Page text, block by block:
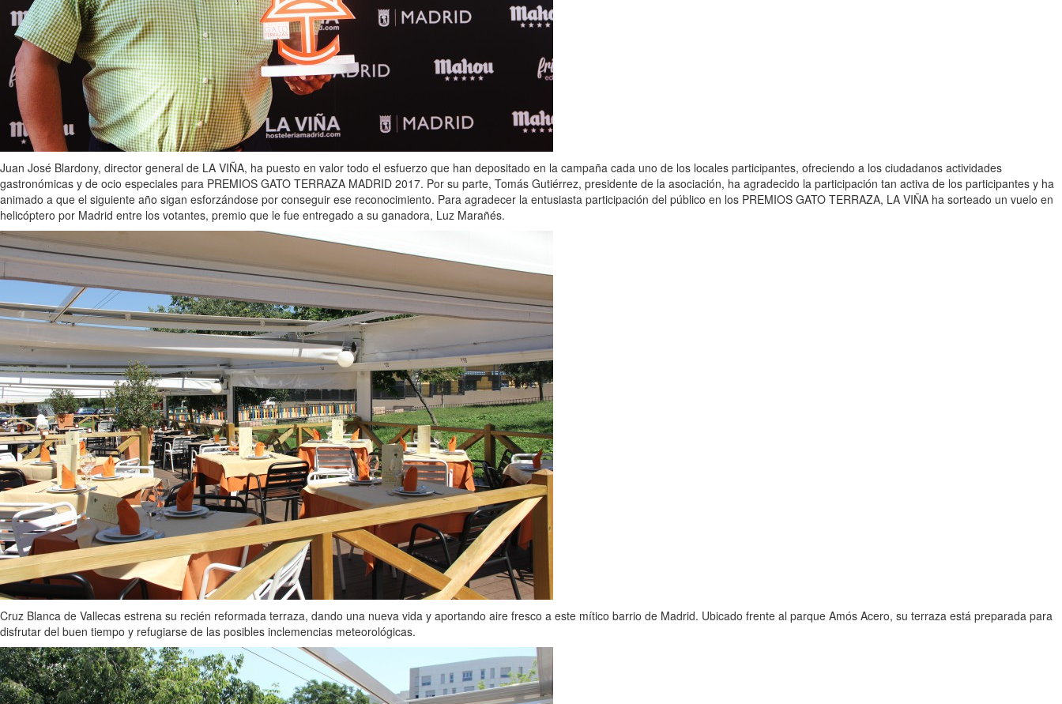
Juan José Blardony, director general de LA VIÑA, ha puesto en valor todo el esfuerzo que han depositado en la campaña cada uno de los locales participantes, ofreciendo a los ciudadanos actividades
gastronómicas y de ocio especiales para PREMIOS GATO TERRAZA MADRID 2017. Por su parte, Tomás Gutiérrez, presidente de la asociación, ha agradecido la participación tan activa de los participantes y ha
animado a que el siguiente año sigan esforzándose por conseguir ese reconocimiento. Para agradecer la entusiasta participación del público en los PREMIOS GATO TERRAZA, LA VIÑA ha sorteado un vuelo en
helicóptero por Madrid entre los votantes, premio que le fue entregado a su ganadora, Luz Marañés.
Cruz Blanca de Vallecas estrena su recién reformada terraza, dando una nueva vida y aportando aire fresco a este mítico barrio de Madrid. Ubicado frente al parque Amós Acero, su terraza está preparada para
disfrutar del buen tiempo y refugiarse de las posibles inclemencias meteorológicas.